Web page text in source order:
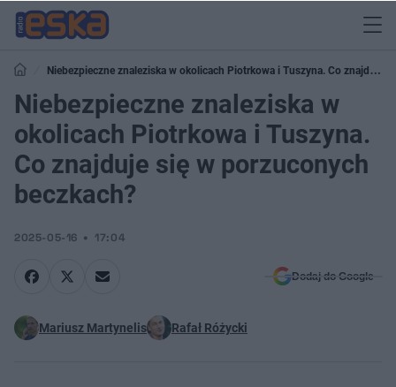
Niebezpieczne znaleziska w okolicach Piotrkowa i Tuszyna. Co znajduje
się w porzuconych beczkach?
Niebezpieczne znaleziska w
okolicach Piotrkowa i Tuszyna.
Co znajduje się w porzuconych
beczkach?
2025-05-16 17:04
Dodaj do Google
Mariusz Martynelis Rafał Różycki